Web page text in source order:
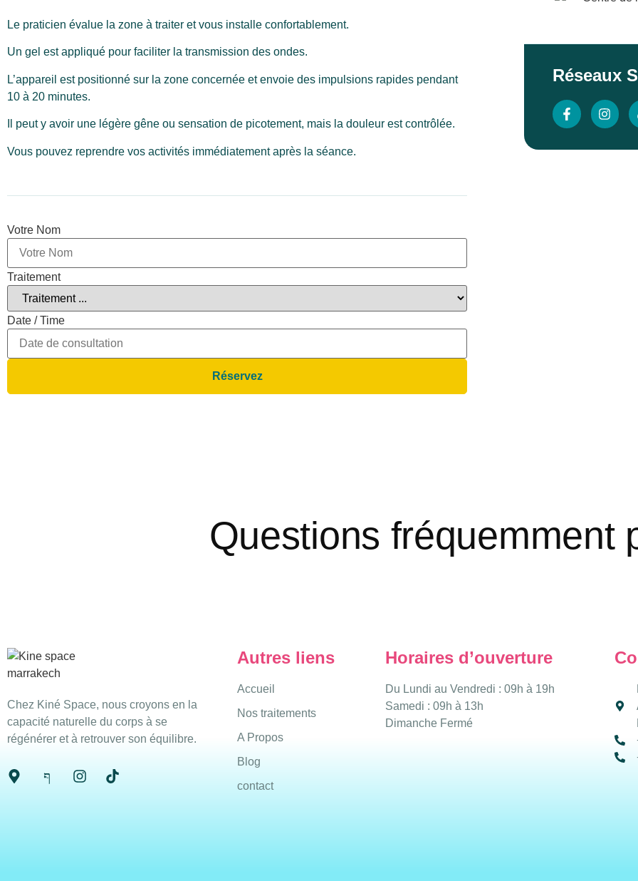
Le praticien évalue la zone à traiter et vous installe confortablement.
Un gel est appliqué pour faciliter la transmission des ondes.
L’appareil est positionné sur la zone concernée et envoie des impulsions rapides pendant
10 à 20 minutes.
Il peut y avoir une légère gêne ou sensation de picotement, mais la douleur est contrôlée.
Vous pouvez reprendre vos activités immédiatement après la séance.
Votre Nom
Traitement
Date / Time
Réservez
Réseaux
Questions fréquemment
Chez Kiné Space, nous croyons en la
capacité naturelle du corps à se
régénérer et à retrouver son équilibre.
Autres liens
Accueil
Nos traitements
A Propos
Blog
contact
Horaires d’ouverture
Du Lundi au Vendredi : 09h à 19h
Samedi : 09h à 13h
Dimanche Fermé